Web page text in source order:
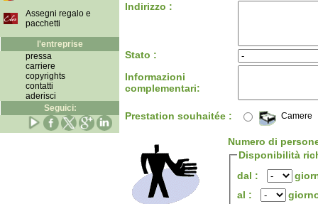
Assegni regalo e
pacchetti
l'entreprise
pressa
carriere
copyrights
contatti
aderisci
Seguici:
Indirizzo :
Stato :
Informazioni
complementari:
Prestation souhaitée : Camere
Numero di
Disponibilità
dal :
al :